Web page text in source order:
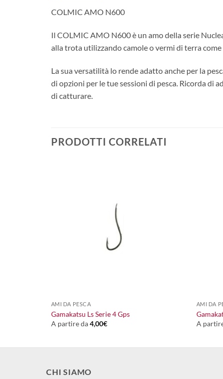
COLMIC AMO N600
Il COLMIC AMO N600 è un amo della serie
alla trota utilizzando camole o vermi di terra
La sua versatilità lo rende adatto anche per la
di opzioni per le tue sessioni di pesca. Ricorda di
di catturare.
PRODOTTI CORRELATI
AMI DA PESCA
Gamakatsu Ls Serie 4 Gps
A partire da4,00€
AMI DA
A
CHI SIAMO